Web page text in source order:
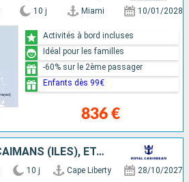
10 j Miami 10/01/2028
836 €
Activités à bord incluses
Idéal pour les familles
-60% sur le 2ème passager
Enfants dès 99€
BERMUDES, ARUBA, CAÏMANS (ÎLES), ÉTATS-UNIS
10 j Cape Liberty 28/10/2027